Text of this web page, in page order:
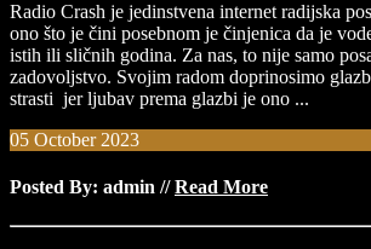
Radio Crash je jedinstvena internet radijska
ono što je čini posebnom je činjenica da je
istih ili sličnih godina. Za nas, to nije samo
zadovoljstvo. Svojim radom doprinosimo
strasti jer ljubav prema glazbi je ono ...
05 October 2023
Posted By: admin //Read More